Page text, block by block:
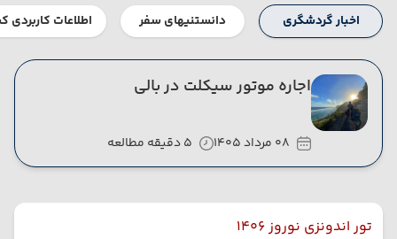
اخبار گردشگری دانستنیهای سفر اطلاعات کاربردی
اجاره موتور سیکلت در بالی
08 مرداد 1405 5 دقیقه مطالعه
تور اندونزی نوروز 1406